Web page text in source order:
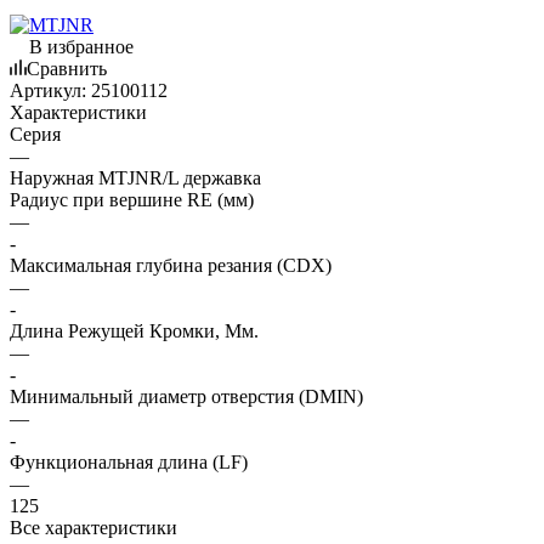
В избранное
Сравнить
Артикул: 25100112
Характеристики
Серия
—
Наружная MTJNR/L державка
Радиус при вершине RE (мм)
—
-
Максимальная глубина резания (CDX)
—
-
Длина Режущей Кромки, Мм.
—
-
Минимальный диаметр отверстия (DMIN)
—
-
Функциональная длина (LF)
—
125
Все характеристики